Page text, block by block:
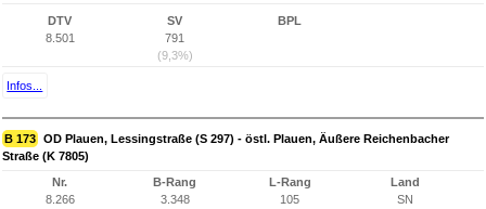
DTV
8.501
SV
791
(9,3%)
BPL
Infos...
B 173 OD Plauen, Lessingstraße (S 297) - östl. Plauen, Äußere Reichenbacher
Straße (K 7805)
Nr.
8.266
B-Rang
3.348
L-Rang
105
Land
SN